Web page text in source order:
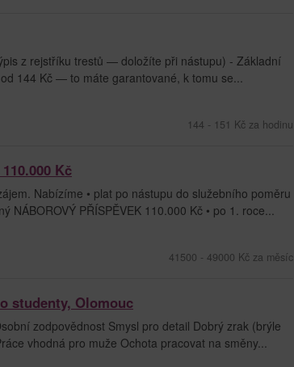
z rejstříku trestů — doložíte při nástupu) - Základní
144 Kč — to máte garantované, k tomu se...
144 - 151 Kč za hodinu
Kč
Nabízíme • plat po nástupu do služebního poměru
PŘÍSPĚVEK 110.000 Kč • po 1. roce...
41500 - 49000 Kč za měsíc
studenty, Olomouc
zodpovědnost Smysl pro detail Dobrý zrak (brýle
vhodná pro muže Ochota pracovat na směny...